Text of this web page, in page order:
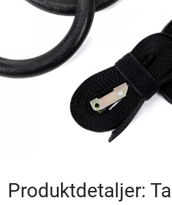
Produktdetaljer: